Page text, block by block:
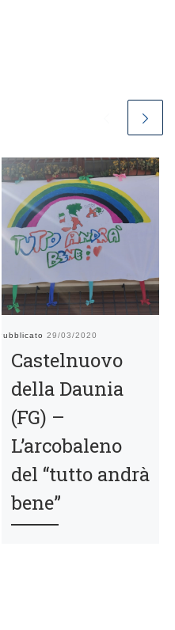
Pubblicato 29/03/2020
Castelnuovo
della Daunia
(FG) –
L’arcobaleno
del “tutto andrà
bene”